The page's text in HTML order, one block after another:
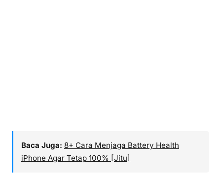
Baca Juga: 8+ Cara Menjaga Battery Health
iPhone Agar Tetap 100% [Jitu]